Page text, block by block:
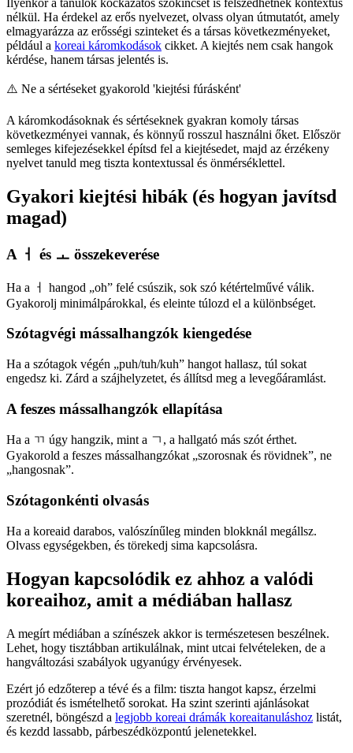
Ilyenkor a tanulók kockázatos szókincset is felszedhetnek kontextus
nélkül. Ha érdekel az erős nyelvezet, olvass olyan útmutatót, amely
elmagyarázza az erősségi szinteket és a társas következményeket,
például a koreai káromkodások cikket. A kiejtés nem csak hangok
kérdése, hanem társas jelentés is.
⚠️ Ne a sértéseket gyakorold 'kiejtési fúrásként'
A káromkodásoknak és sértéseknek gyakran komoly társas
következményei vannak, és könnyű rosszul használni őket. Először
semleges kifejezésekkel építsd fel a kiejtésedet, majd az érzékeny
nyelvet tanuld meg tiszta kontextussal és önmérséklettel.
Gyakori kiejtési hibák (és hogyan javítsd
magad)
A ㅓ és ㅗ összekeverése
Ha a ㅓ hangod „oh” felé csúszik, sok szó kétértelművé válik.
Gyakorolj minimálpárokkal, és eleinte túlozd el a különbséget.
Szótagvégi mássalhangzók kiengedése
Ha a szótagok végén „puh/tuh/kuh” hangot hallasz, túl sokat
engedsz ki. Zárd a szájhelyzetet, és állítsd meg a levegőáramlást.
A feszes mássalhangzók ellapítása
Ha a ㄲ úgy hangzik, mint a ㄱ, a hallgató más szót érthet.
Gyakorold a feszes mássalhangzókat „szorosnak és rövidnek”, ne
„hangosnak”.
Szótagonkénti olvasás
Ha a koreaid darabos, valószínűleg minden blokknál megállsz.
Olvass egységekben, és törekedj sima kapcsolásra.
Hogyan kapcsolódik ez ahhoz a valódi
koreaihoz, amit a médiában hallasz
A megírt médiában a színészek akkor is természetesen beszélnek.
Lehet, hogy tisztábban artikulálnak, mint utcai felvételeken, de a
hangváltozási szabályok ugyanúgy érvényesek.
Ezért jó edzőterep a tévé és a film: tiszta hangot kapsz, érzelmi
prozódiát és ismételhető sorokat. Ha szint szerinti ajánlásokat
szeretnél, böngészd a legjobb koreai drámák koreaitanuláshoz listát,
és kezdd lassabb, párbeszédközpontú jelenetekkel.